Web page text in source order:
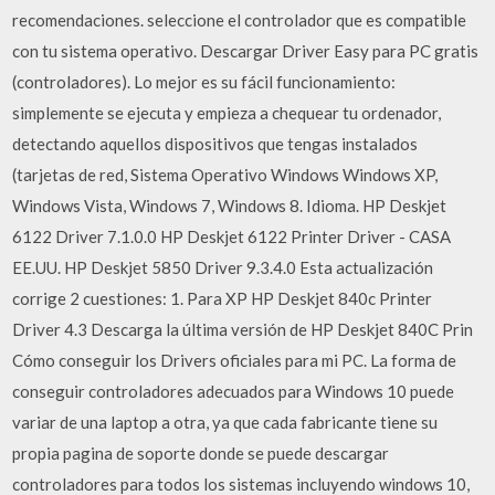
recomendaciones. seleccione el controlador que es compatible
con tu sistema operativo. Descargar Driver Easy para PC gratis
(controladores). Lo mejor es su fácil funcionamiento:
simplemente se ejecuta y empieza a chequear tu ordenador,
detectando aquellos dispositivos que tengas instalados
(tarjetas de red, Sistema Operativo Windows Windows XP,
Windows Vista, Windows 7, Windows 8. Idioma. HP Deskjet
6122 Driver 7.1.0.0 HP Deskjet 6122 Printer Driver - CASA
EE.UU. HP Deskjet 5850 Driver 9.3.4.0 Esta actualización
corrige 2 cuestiones: 1. Para XP HP Deskjet 840c Printer
Driver 4.3 Descarga la última versión de HP Deskjet 840C Prin
Cómo conseguir los Drivers oficiales para mi PC. La forma de
conseguir controladores adecuados para Windows 10 puede
variar de una laptop a otra, ya que cada fabricante tiene su
propia pagina de soporte donde se puede descargar
controladores para todos los sistemas incluyendo windows 10,